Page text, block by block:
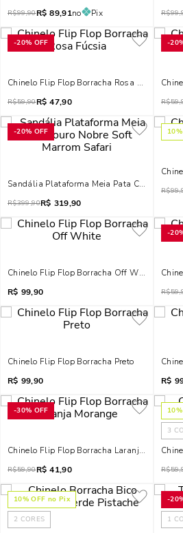
R$99,90R$ 89,91no Pix R$
-20% OFF
Chinelo Flip Flop Borracha Rosa Fúcsia
R$59,90R$ 47,90
-
R$
-20% OFF
Sandália Plataforma Meia Pata Couro Nobre
R$399,90R$ 319,90
10
R$
Chinelo Flip Flop Borracha Off White
R$ 99,90
-
R$
Chinelo Flip Flop Borracha Preto
R$ 99,90
R$
-30% OFF
Chinelo Flip Flop Borracha Laranja Morange
R$59,90R$ 41,90
10
3
R$
10% OFF no Pix
2 CORES
-
1